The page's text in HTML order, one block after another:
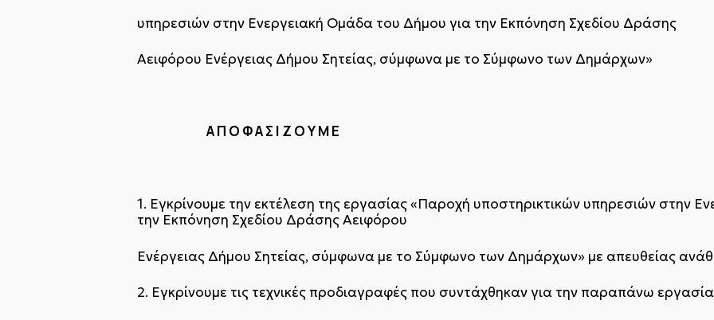
υπηρεσιών στην Ενεργειακή Ομάδα του Δήμου για την Εκπόνηση Σχεδίου Δράσης
Αειφόρου Ενέργειας Δήμου Σητείας, σύμφωνα με το Σύμφωνο των Δημάρχων»
Α Π Ο Φ Α Σ Ι Ζ Ο Υ Μ Ε
1. Εγκρίνουμε την εκτέλεση της εργασίας «Παροχή υποστηρικτικών υπηρεσιών στην
την Εκπόνηση Σχεδίου Δράσης Αειφόρου
Ενέργειας Δήμου Σητείας, σύμφωνα με το Σύμφωνο των Δημάρχων» με απευθείας
2. Εγκρίνουμε τις τεχνικές προδιαγραφές που συντάχθηκαν για την παραπάνω εργασία